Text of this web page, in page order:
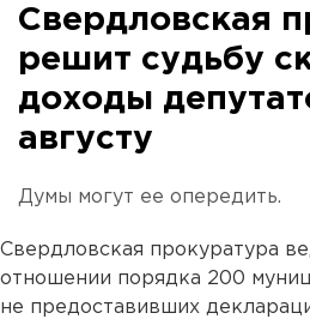
Свердловская
решит судьбу
доходы
августу
Думы могут ее опередить.
Свердловская прокуратура
отношении порядка 200
не предоставивших